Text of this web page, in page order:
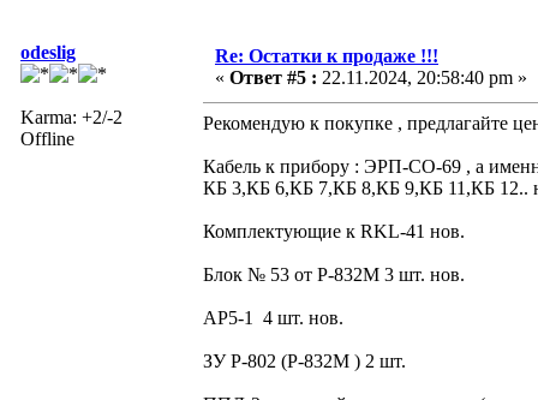
odeslig
Karma: +2/-2
Offline
Re: Остатки к продаже !!!
« Ответ #5 : 22.11.2024, 20:58:40 pm »
Рекомендую к покупке , предлагайте
Кабель к прибору : ЭРП-СО-69 , а
КБ 3,КБ 6,КБ 7,КБ 8,КБ 9,КБ 11,КБ 12..
Комплектующие к RKL-41 нов.
Блок № 53 от Р-832М 3 шт. нов.
АР5-1 4 шт. нов.
ЗУ Р-802 (Р-832М ) 2 шт.